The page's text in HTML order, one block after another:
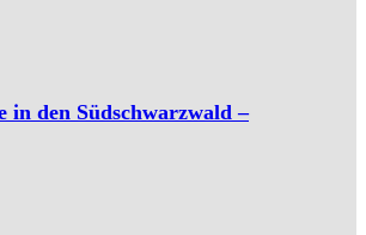
in den Südschwarzwald –